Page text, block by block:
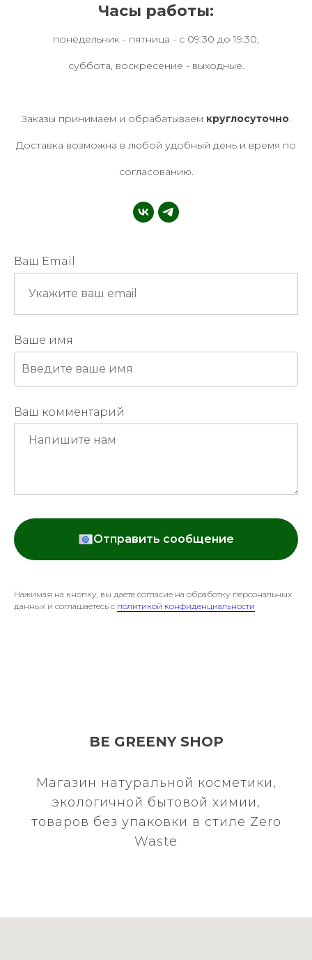
Часы работы:
понедельник - пятница - с 09.30 до 19.30,
суббота, воскресение - выходные.
Заказы принимаем и обрабатываем круглосуточно.
Доставка возможна в любой удобный день и время по
согласованию.
Ваш Email
Ваше имя
Ваш комментарий
Отправить сообщение
Нажимая на кнопку, вы даете согласие на обработку персональных
данных и соглашаетесь c политикой конфиденциальности
BE GREENY SHOP
Магазин натуральной косметики,
экологичной бытовой химии,
товаров без упаковки в стиле Zero
Waste